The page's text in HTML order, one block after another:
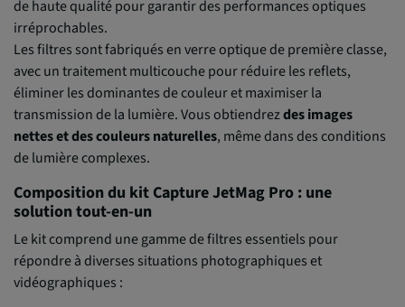
de haute qualité pour garantir des performances optiques
irréprochables.
Les filtres sont fabriqués en verre optique de première classe,
avec un traitement multicouche pour réduire les reflets,
éliminer les dominantes de couleur et maximiser la
transmission de la lumière. Vous obtiendrezdes images
nettes et des couleurs naturelles, même dans des conditions
de lumière complexes.
Composition du kit Capture JetMag Pro : une
solution tout-en-un
Le kit comprend une gamme de filtres essentiels pour
répondre à diverses situations photographiques et
vidéographiques :